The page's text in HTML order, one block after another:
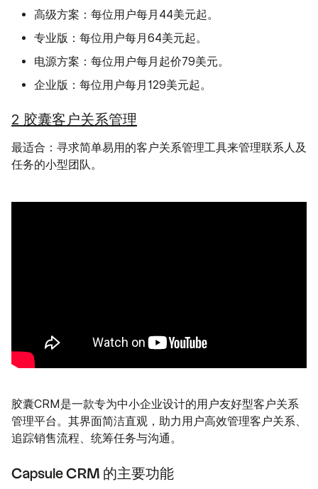
高级方案 ：每位用户每月44美元起。
专业版： 每位用户每月64美元起。
电源方案 ：每位用户每月起价79美元。
企业版 ：每位用户每月129美元起。
2 胶囊客户关系管理
最适合： 寻求简单易用的客户关系管理工具来管理联系人及
任务的小型团队。
胶囊CRM是一款专为中小企业设计的用户友好型客户关系
管理平台。其界面简洁直观，助力用户高效管理客户关系、
追踪销售流程、统筹任务与沟通。
Capsule CRM 的主要功能